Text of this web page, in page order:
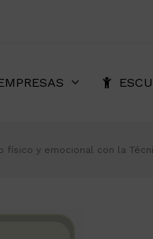
físico y emocional con la